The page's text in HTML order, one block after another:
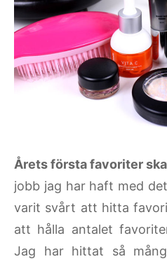
Årets första favoriter
jobb jag har haft med
varit svårt att hitta
att hålla antalet
Jag har hittat så